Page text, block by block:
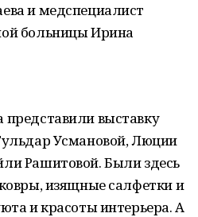
и медспециалист
больницы Ирина
выставку
Усмановой, Люции
Рашитовой. Были здесь
изящные салфетки и
и красоты интерьера. А